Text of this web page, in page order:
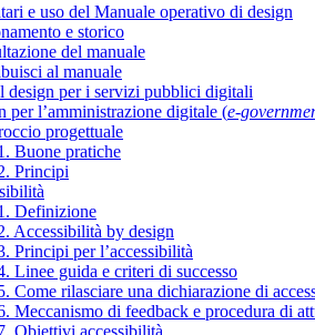
e uso del Manuale operativo di design
e storico
del manuale
al manuale
design per i servizi pubblici digitali
per l’amministrazione digitale (e-
progettuale
Buone pratiche
Principi
Definizione
Accessibilità by design
Principi per l’accessibilità
Linee guida e criteri di successo
Come rilasciare una dichiarazione di
Meccanismo di feedback e procedura di
Obiettivi accessibilità